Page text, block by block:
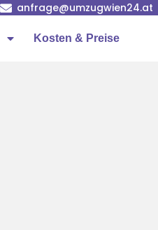
anfrage@umzugwien24.at
Kosten & Preise